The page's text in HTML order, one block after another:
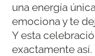
una energía
emociona y te
Y esta
exactamente así.